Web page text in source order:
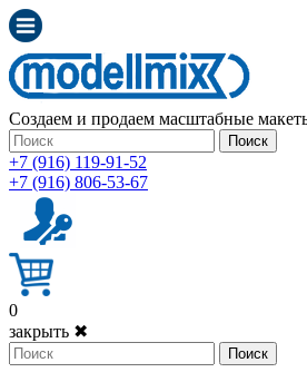
Создаем и продаем масштабные
Поиск
+7 (916) 119-91-52
+7 (916) 806-53-67
0
закрыть ✖
Поиск